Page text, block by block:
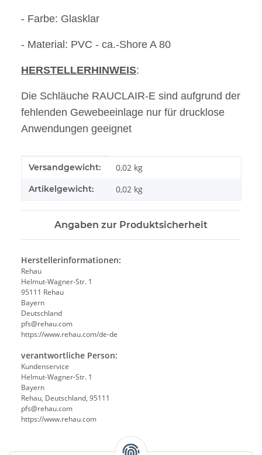
- Farbe: Glasklar
- Material: PVC - ca.-Shore A 80
HERSTELLERHINWEIS:
Die Schläuche RAUCLAIR-E sind aufgrund der
fehlenden Gewebeeinlage nur für drucklose
Anwendungen geeignet
Produkteigenschaft
Wert
Versandgewicht: 0,02 kg
Artikelgewicht: 0,02 kg
Angaben zur Produktsicherheit
Herstellerinformationen:
Rehau
Helmut-Wagner-Str. 1
95111 Rehau
Bayern
Deutschland
pfs@rehau.com
https://www.rehau.com/de-de
verantwortliche Person:
Kundenservice
Helmut-Wagner-Str. 1
Bayern
Rehau, Deutschland, 95111
pfs@rehau.com
https://www.rehau.com